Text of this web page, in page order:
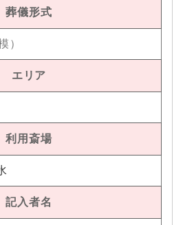
葬儀形式
）
エリア
利用斎場
記入者名